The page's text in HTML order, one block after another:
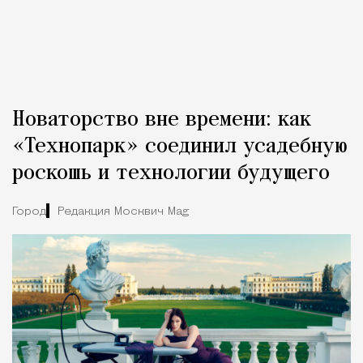
Новаторство вне времени: как
«Технопарк» соединил усадебную
роскошь и технологии будущего
Город Редакция Москвич Mag